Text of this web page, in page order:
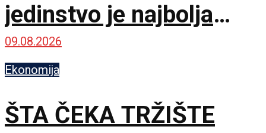
jedinstvo je najbolja
garancija
09.08.2026
Ekonomija
ŠTA ČEKA TRŽIŠTE